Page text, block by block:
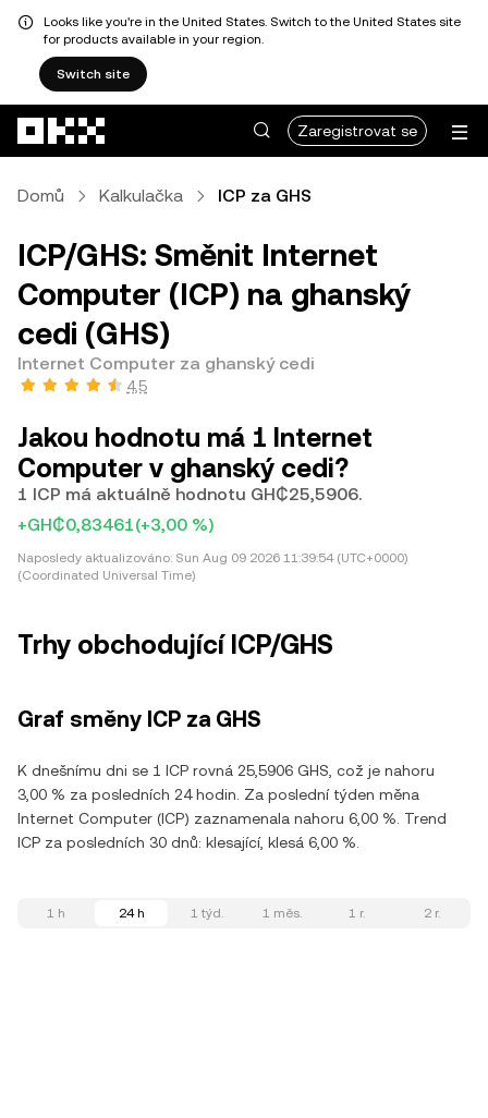
Looks like you're in the United States. Switch to the United States site
for products available in your region.
Switch site
Zaregistrovat se
Domů Kalkulačka ICP za GHS
ICP/GHS: Směnit Internet
Computer (ICP) na ghanský
cedi (GHS)
Internet Computer za ghanský cedi
4,5
Jakou hodnotu má 1 Internet
Computer v ghanský cedi?
1 ICP má aktuálně hodnotu GH₵25,5906.
+GH₵0,83461(+3,00 %)
Naposledy aktualizováno: Sun Aug 09 2026 11:39:54 (UTC+0000)
(Coordinated Universal Time)
Trhy obchodující ICP/GHS
Graf směny ICP za GHS
K dnešnímu dni se 1 ICP rovná 25,5906 GHS, což je nahoru
3,00 % za posledních 24 hodin. Za poslední týden měna
Internet Computer (ICP) zaznamenala nahoru 6,00 %. Trend
ICP za posledních 30 dnů: klesající, klesá 6,00 %.
1 h 24 h 1 týd. 1 měs. 1 r. 2 r.